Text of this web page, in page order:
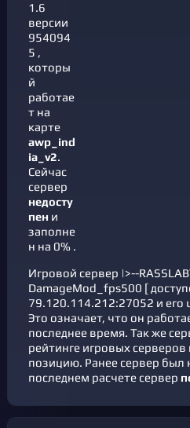
1.6
версии
954094
5 ,
которы
й
работае
т на
карте
awp_ind
ia_v2.
Cейчас
сервер
недосту
пен и
заполне
н на 0% .
Игровой сервер |>--
DamageMod_fps500 [
79.120.114.212:27052 и его
Это означает, что он
последнее время. Так же
рейтинге игровых серверов
позицию. Ранее сервер был
последнем расчете сервер